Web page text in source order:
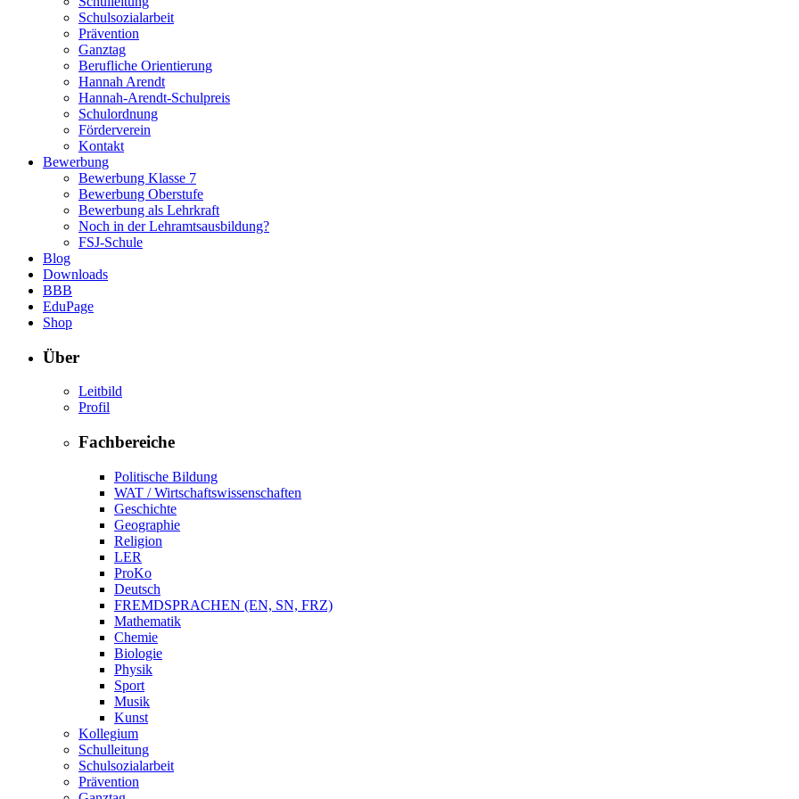
Schulsozialarbeit
Prävention
Ganztag
Berufliche Orientierung
Hannah Arendt
Hannah-Arendt-Schulpreis
Schulordnung
Förderverein
Kontakt
Bewerbung
Bewerbung Klasse 7
Bewerbung Oberstufe
Bewerbung als Lehrkraft
Noch in der Lehramtsausbildung?
FSJ-Schule
Blog
Downloads
BBB
EduPage
Shop
Über
Leitbild
Profil
Fachbereiche
Politische Bildung
WAT / Wirtschaftswissenschaften
Geschichte
Geographie
Religion
LER
ProKo
Deutsch
FREMDSPRACHEN (EN, SN, FRZ)
Mathematik
Chemie
Biologie
Physik
Sport
Musik
Kunst
Kollegium
Schulleitung
Schulsozialarbeit
Prävention